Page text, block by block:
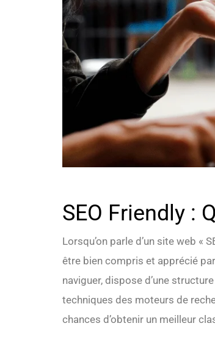
SEO Friendly :
Lorsqu’on parle d’un site web «
être bien compris et apprécié
naviguer, dispose d’une
techniques des moteurs de
chances d’obtenir un meilleur